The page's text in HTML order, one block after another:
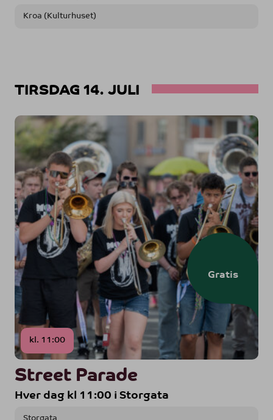
Kroa (Kulturhuset)
TIRSDAG 14. JULI
kl. 11:00
Gratis
Street Parade
Hver dag kl 11:00 i Storgata
Storgata